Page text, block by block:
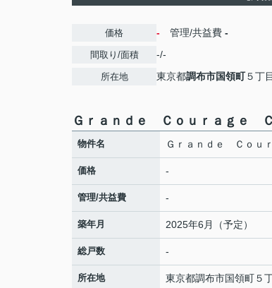
価格 - 管理/共益費 -
間取り/面積 -/-
所在地 東京都調布市国領町５丁
Ｇｒａｎｄｅ Ｃｏｕｒａｇｅ
物件名 Ｇｒａｎｄｅ Ｃｏｕ
価格 -
管理/共益費 -
築年月 2025年6月（予定）
総戸数 -
所在地 東京都調布市国領町５